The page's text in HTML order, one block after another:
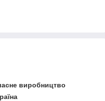
виробництво